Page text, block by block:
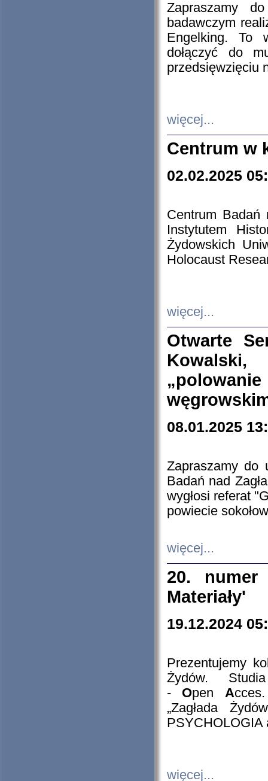
Zapraszamy
badawczym
Engelking. To
dołączyć do
przedsięwzięciu
więcej...
Centrum w
02.02.2025
Centrum Badań
Instytutem
Żydowskich
Holocaust
więcej...
Otwarte
08.01.2025
Zapraszamy do
Badań nad
wygłosi referat
powiecie
więcej...
20. numer
Materiały'
19.12.2024
Prezentujemy
Żydów.
- Open A
„Zagłada
PSYCHOLOGIA
więcej...